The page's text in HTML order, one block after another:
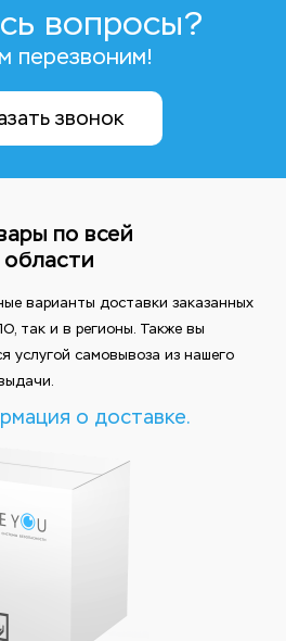
вопросы?
перезвоним!
звонок
по всей
варианты доставки заказанных
так и в регионы. Также вы
услугой самовывоза из нашего
о доставке.